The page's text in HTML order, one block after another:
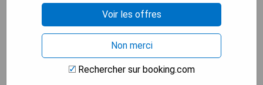
Voir les offres
Non merci
Rechercher sur booking.com